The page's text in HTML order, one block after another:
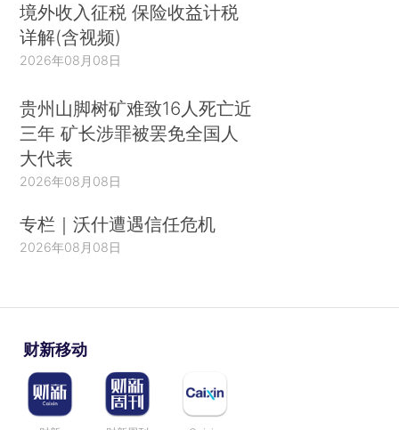
境外收入征税 保险收益计税
详解(含视频)
2026年08月08日
贵州山脚树矿难致16人死亡近
三年 矿长涉罪被罢免全国人
大代表
2026年08月08日
专栏｜沃什遭遇信任危机
2026年08月08日
财新移动